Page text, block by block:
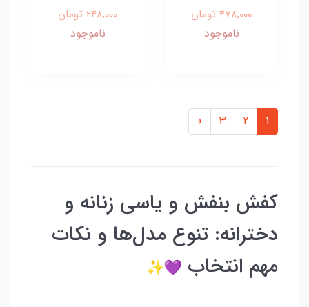
478,000 تومان
ناموجود
248,000 تومان
ناموجود
1
2
3
»
کفش بنفش و یاسی زنانه و
دخترانه: تنوع مدل‌ها و نکات
مهم انتخاب